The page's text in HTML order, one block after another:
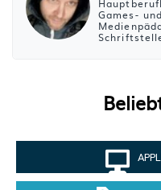
Games-